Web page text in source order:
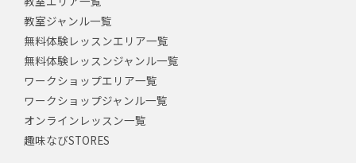
教室ジャンル一覧
無料体験レッスンエリア一覧
無料体験レッスンジャンル一覧
ワークショップエリア一覧
ワークショップジャンル一覧
オンラインレッスン一覧
趣味なびSTORES